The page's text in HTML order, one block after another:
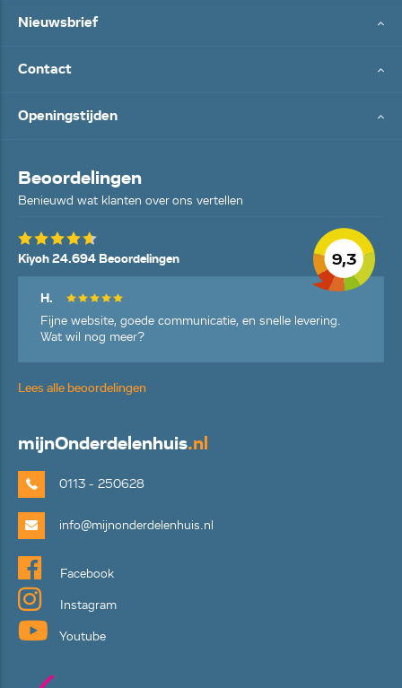
Nieuwsbrief
Contact
Openingstijden
Beoordelingen
Benieuwd wat klanten over ons vertellen
9,3
Kiyoh 24.694 Beoordelingen
H.
Fijne website, goede communicatie, en snelle levering.
Wat wil nog meer?
Lees alle beoordelingen
mijnOnderdelenhuis.nl
0113 - 250628
info@mijnonderdelenhuis.nl
Facebook
Instagram
Youtube